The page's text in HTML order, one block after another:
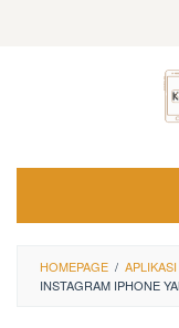
HOMEPAGE /
INSTAGRAM IPHONE